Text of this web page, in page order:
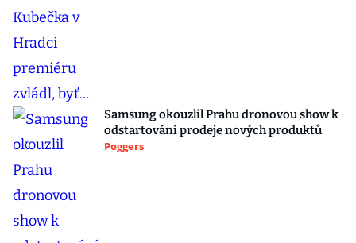
Samsung okouzlil Prahu dronovou show k
odstartování prodeje nových produktů
Poggers